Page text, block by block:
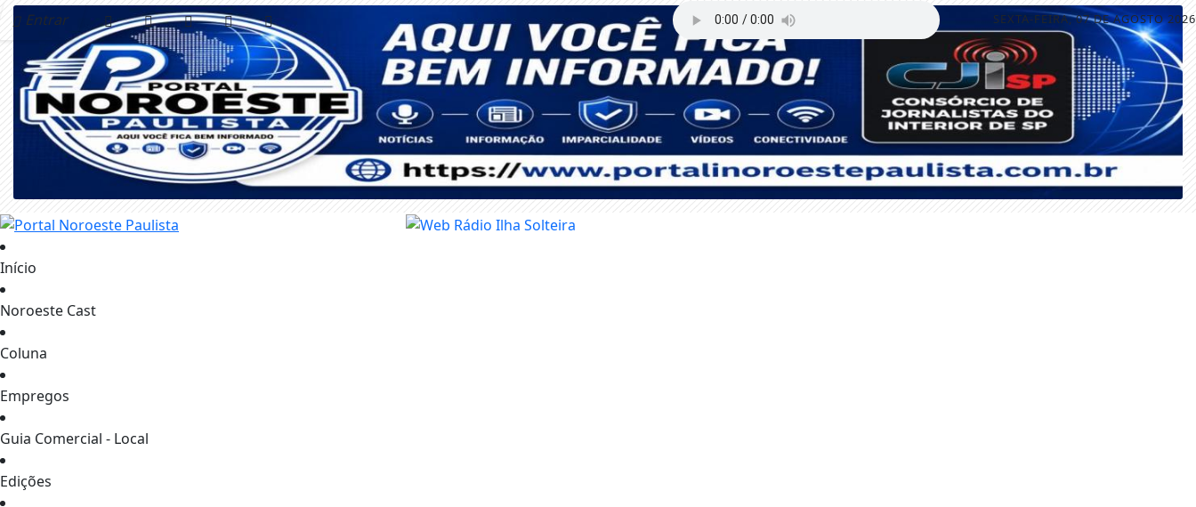
Entrar SEXTA-FEIRA, 07 DE AGOSTO 2026
Início
Noroeste Cast
Coluna
Empregos
Guia Comercial - Local
Edições